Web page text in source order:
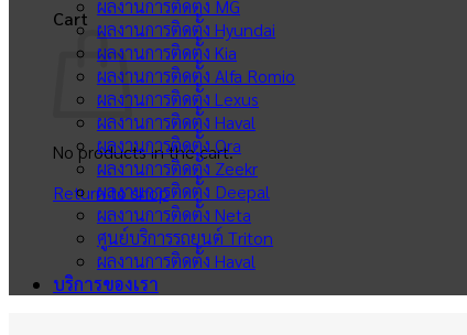
Cart
No products in the cart.
Return to shop
ผลงานการติดตั้ง MG
ผลงานการติดตั้ง Hyundai
ผลงานการติดตั้ง Kia
ผลงานการติดตั้ง Alfa Romio
ผลงานการติดตั้ง Lexus
ผลงานการติดตั้ง Haval
ผลงานการติดตั้ง Ora
ผลงานการติดตั้ง Zeekr
ผลงานการติดตั้ง Deepal
ผลงานการติดตั้ง Neta
ศูนย์บริการรถยนต์ Triton
ผลงานการติดตั้ง Haval
บริการของเรา